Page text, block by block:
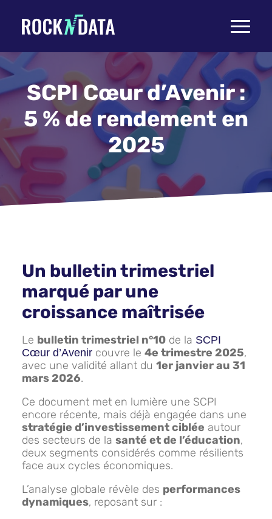
Toggle
SCPI Cœur d’Avenir :
5 % de rendement en
2025
Un bulletin trimestriel
marqué par une
croissance maîtrisée
Le bulletin trimestriel n°10 de la SCPI
Cœur d’Avenir couvre le 4e trimestre 2025,
avec une validité allant du 1er janvier au 31
mars 2026.
Ce document met en lumière une SCPI
encore récente, mais déjà engagée dans une
stratégie d’investissement ciblée autour
des secteurs de la santé et de l’éducation,
deux segments considérés comme résilients
face aux cycles économiques.
L’analyse globale révèle des performances
dynamiques, reposant sur :